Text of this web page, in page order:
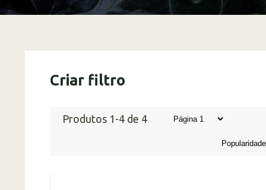
Criar filtro
Produtos 1-4 de 4